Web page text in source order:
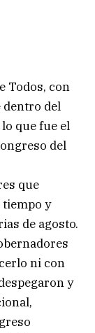
Todos, con
dentro del
que fue el
del
que
y
de agosto.
ni con
y